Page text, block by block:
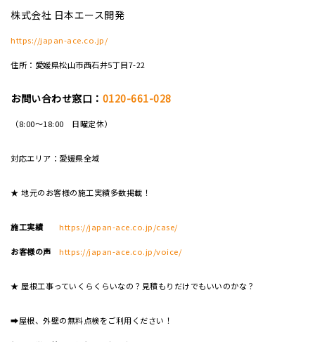
株式会社 日本エース開発
https://japan-ace.co.jp/
住所：愛媛県松山市西石井5丁目7-22
お問い合わせ窓口： 0120-661-028
（8:00～18:00 日曜定休）
対応エリア：愛媛県全域
★ 地元のお客様の施工実績多数掲載！
施工実績 https://japan-ace.co.jp/case/
お客様の声 https://japan-ace.co.jp/voice/
★ 屋根工事っていくらくらいなの？見積もりだけでもいいのかな？
➡屋根、外壁の無料点検をご利用ください！